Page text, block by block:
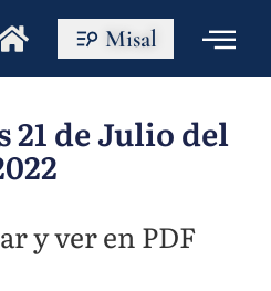
Misal
21 de Julio del
y ver en PDF